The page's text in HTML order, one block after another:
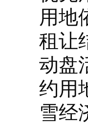
用地
租让
动盘
约用
雪经